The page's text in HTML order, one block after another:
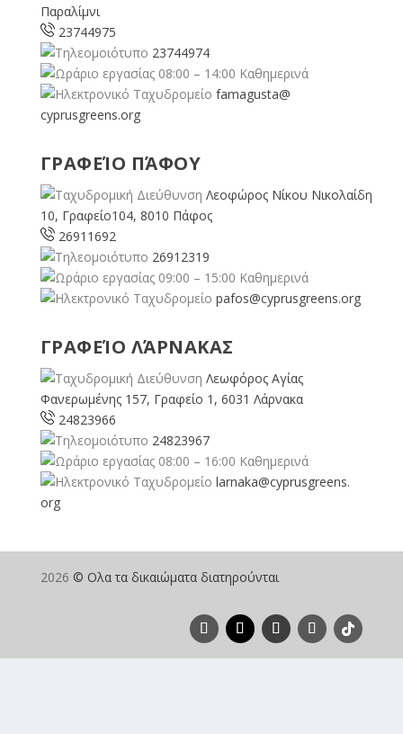
Παραλίμνι
23744975
23744974
08:00 – 14:00 Καθημερινά
famagusta@
cyprusgreens.org
ΓΡΑΦΕΊΟ ΠΆΦΟΥ
Λεοφώρος Νίκου Νικολαίδη
10, Γραφείο104, 8010 Πάφος
26911692
26912319
09:00 – 15:00 Καθημερινά
pafos@cyprusgreens.org
ΓΡΑΦΕΊΟ ΛΆΡΝΑΚΑΣ
Λεωφόρος Αγίας
Φανερωμένης 157, Γραφείο 1, 6031 Λάρνακα
24823966
24823967
08:00 – 16:00 Καθημερινά
larnaka@cyprusgreens.
org
2026 © Ολα τα δικαιώματα διατηρούνται